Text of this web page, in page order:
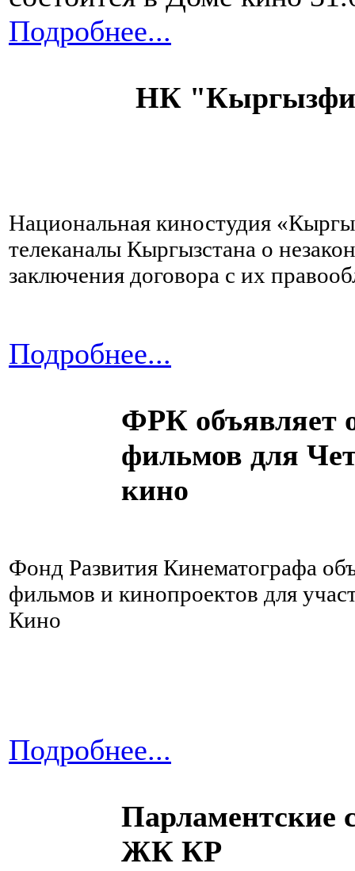
Подробнее...
НК
Национальная киностудия
телеканалы Кыргызстана о
заключения договора с их
Подробнее...
ФРК объявляет
фильмов для
кино
Фонд Развития Кинематографа
фильмов и кинопроектов для
Кино
Подробнее...
ЖК КР